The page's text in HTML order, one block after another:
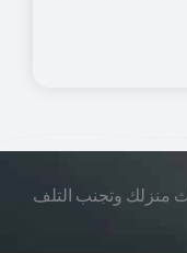
منزلك وتجنب التلف